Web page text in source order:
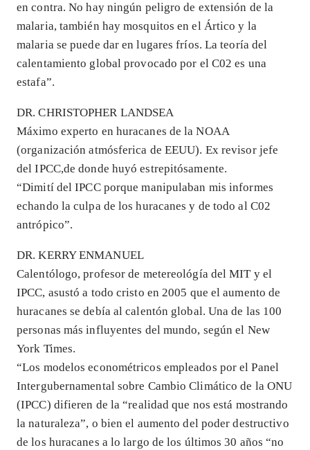
en contra. No hay ningún peligro de extensión de la
malaria, también hay mosquitos en el Ártico y la
malaria se puede dar en lugares fríos. La teoría del
calentamiento global provocado por el C02 es una
estafa”.
DR. CHRISTOPHER LANDSEA
Máximo experto en huracanes de la NOAA
(organización atmósferica de EEUU). Ex revisor jefe
del IPCC,de donde huyó estrepitósamente.
“Dimití del IPCC porque manipulaban mis informes
echando la culpa de los huracanes y de todo al C02
antrópico”.
DR. KERRY ENMANUEL
Calentólogo, profesor de metereológía del MIT y el
IPCC, asustó a todo cristo en 2005 que el aumento de
huracanes se debía al calentón global. Una de las 100
personas más influyentes del mundo, según el New
York Times.
“Los modelos econométricos empleados por el Panel
Intergubernamental sobre Cambio Climático de la ONU
(IPCC) difieren de la “realidad que nos está mostrando
la naturaleza”, o bien el aumento del poder destructivo
de los huracanes a lo largo de los últimos 30 años “no